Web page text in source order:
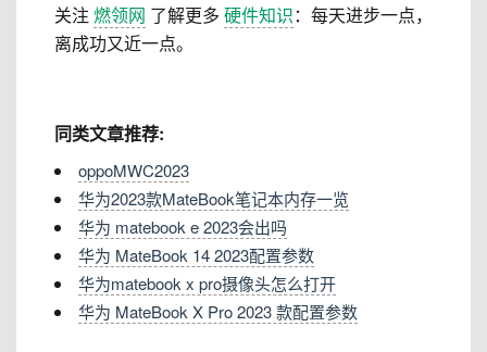
关注 燃领网 了解更多 硬件知识：每天进步一点，
离成功又近一点。
同类文章推荐:
oppoMWC2023
华为2023款MateBook笔记本内存一览
华为 matebook e 2023会出吗
华为 MateBook 14 2023配置参数
华为matebook x pro摄像头怎么打开
华为 MateBook X Pro 2023 款配置参数